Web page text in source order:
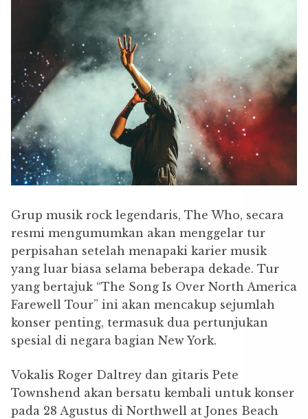
Grup musik rock legendaris, The Who, secara
resmi mengumumkan akan menggelar tur
perpisahan setelah menapaki karier musik
yang luar biasa selama beberapa dekade. Tur
yang bertajuk “The Song Is Over North America
Farewell Tour” ini akan mencakup sejumlah
konser penting, termasuk dua pertunjukan
spesial di negara bagian New York.
Vokalis Roger Daltrey dan gitaris Pete
Townshend akan bersatu kembali untuk konser
pada 28 Agustus di Northwell at Jones Beach